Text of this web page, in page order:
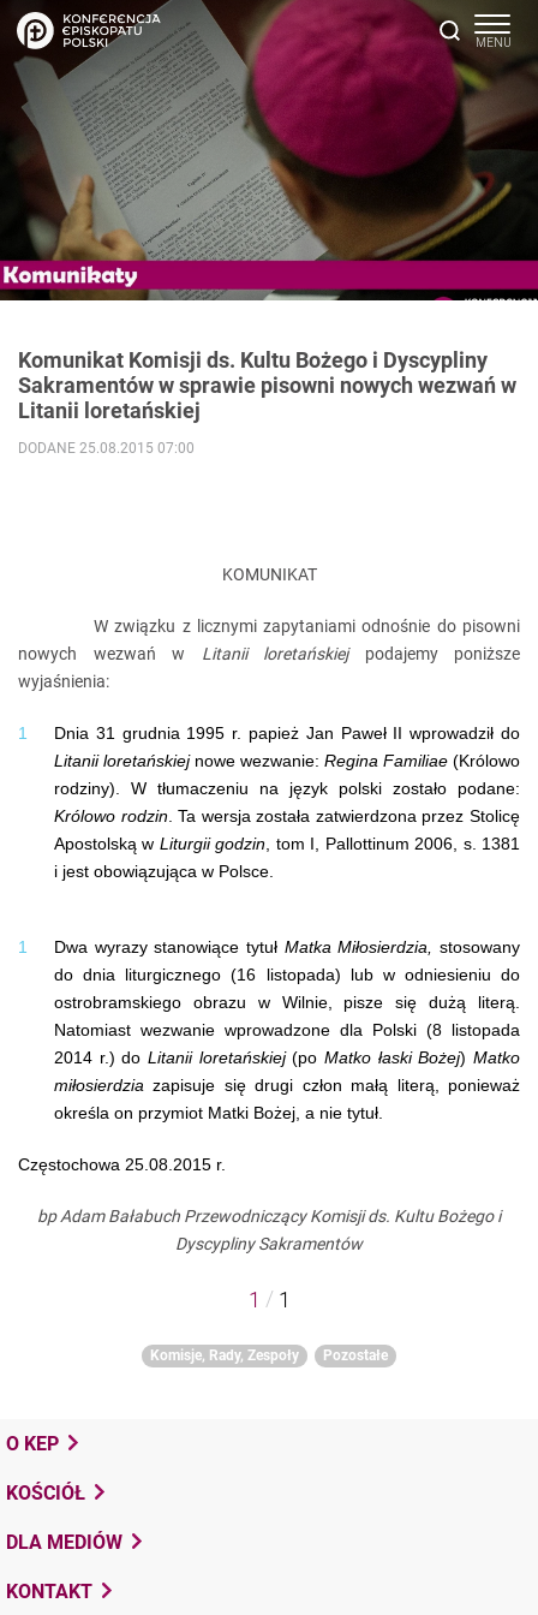
Komunikat Komisji ds. Kultu Bożego i Dyscypliny
Sakramentów w sprawie pisowni nowych wezwań w
Litanii loretańskiej
DODANE 25.08.2015 07:00
KOMUNIKAT
W związku z licznymi zapytaniami odnośnie do pisowni
nowych wezwań w Litanii loretańskiejpodajemy poniższe
wyjaśnienia:
Dnia 31 grudnia 1995 r. papież Jan Paweł II wprowadził do
Litanii loretańskiejnowe wezwanie: Regina Familiae (Królowo
rodziny). W tłumaczeniu na język polski zostało podane:
Królowo rodzin. Ta wersja została zatwierdzona przez Stolicę
Apostolską w Liturgii godzin , tom I, Pallottinum 2006, s. 1381
i jest obowiązująca w Polsce.
Dwa wyrazy stanowiące tytuł Matka Miłosierdzia,
stosowany
do dnia liturgicznego (16 listopada) lub w odniesieniu do
ostrobramskiego obrazu w Wilnie, pisze się dużą literą.
Natomiast wezwanie wprowadzone dla Polski (8 listopada
2014 r.) do Litanii loretańskiej(poMatko łaski Bożej)Matko
miłosierdzia zapisuje się drugi człon małą literą, ponieważ
określa on przymiot Matki Bożej, a nie tytuł.
Częstochowa 25.08.2015 r.
bp Adam Bałabuch Przewodniczący Komisji ds. Kultu Bożego i
Dyscypliny Sakramentów
1 / 1
Komisje, Rady, Zespoły Pozostałe
O KEP
KOŚCIÓŁ
DLA MEDIÓW
KONTAKT